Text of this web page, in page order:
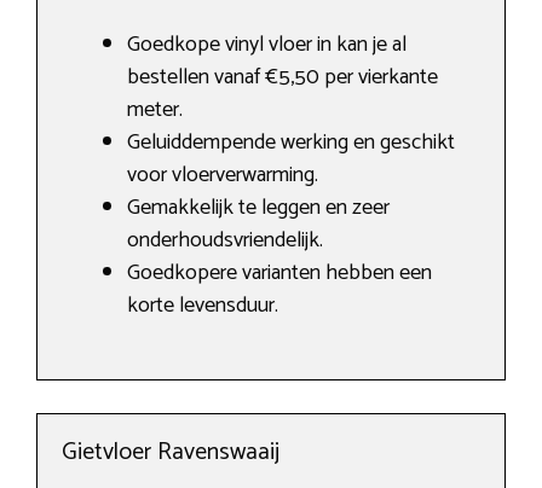
Goedkope vinyl vloer in kan je al
bestellen vanaf €5,50 per vierkante
meter.
Geluiddempende werking en geschikt
voor vloerverwarming.
Gemakkelijk te leggen en zeer
onderhoudsvriendelijk.
Goedkopere varianten hebben een
korte levensduur.
Gietvloer Ravenswaaij